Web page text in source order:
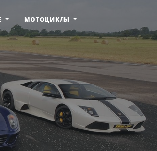
МОТОЦИКЛЫ